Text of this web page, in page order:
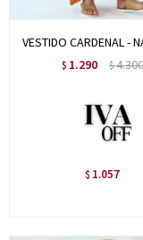
VESTIDO CARDENAL -
$ 1.290 $4.300
$ 1.057